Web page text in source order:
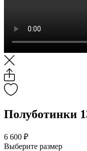
Полуботинки
6 600 ₽
Выберите размер